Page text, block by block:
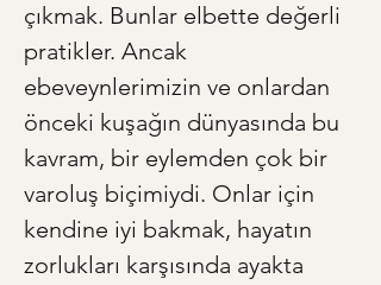
çıkmak. Bunlar elbette değerli
pratikler. Ancak
ebeveynlerimizin ve onlardan
önceki kuşağın dünyasında bu
kavram, bir eylemden çok bir
varoluş biçimiydi. Onlar için
kendine iyi bakmak, hayatın
zorlukları karşısında ayakta